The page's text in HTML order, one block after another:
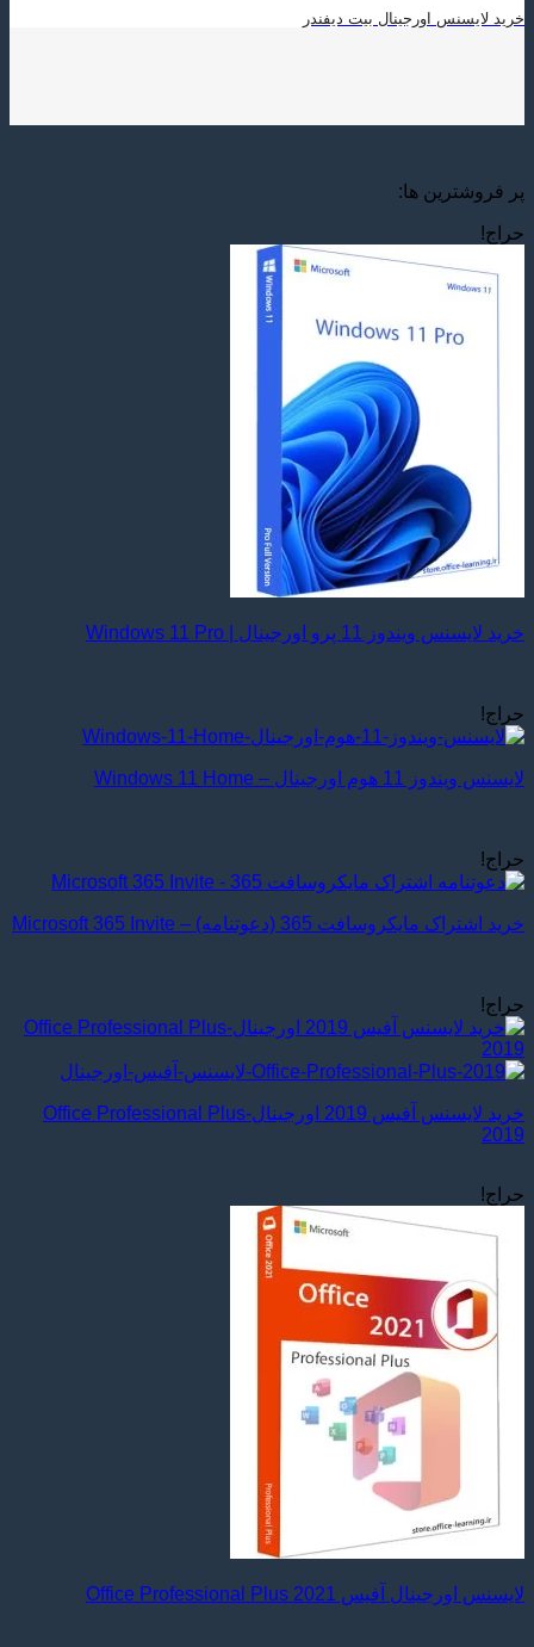
خرید لایسنس اورجینال بیت دیفندر
پر فروشترین ها:
حراج!
خرید لایسنس ویندوز 11 پرو اورجینال | Windows 11 Pro
حراج!
لایسنس ویندوز 11 هوم اورجینال – Windows 11 Home
حراج!
خرید اشتراک مایکروسافت 365 (دعوتنامه) – Microsoft 365 Invite
حراج!
خرید لایسنس آفیس 2019 اورجینال-Office Professional Plus
2019
حراج!
لایسنس اورجینال آفیس Office Professional Plus 2021